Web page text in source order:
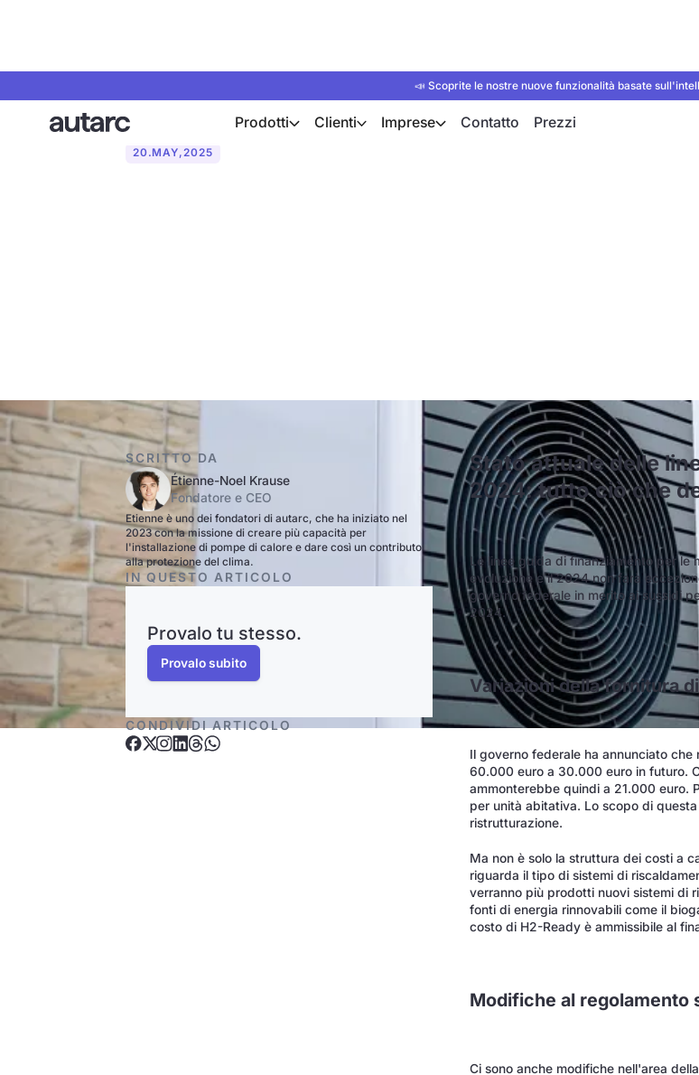
📣 Scoprite le nostre nuove funzionalità basate
Prodotti Clienti Imprese Contatto Prezzi
20.MAY,2025
SCRITTO DA
Étienne-Noel Krause
Fondatore e CEO
Etienne è uno dei fondatori di autarc, che ha iniziato nel
2023 con la missione di creare più capacità per
l'installazione di pompe di calore e dare così un contributo
alla protezione del clima.
IN QUESTO ARTICOLO
Provalo tu stesso.
Provalo subito
CONDIVIDI ARTICOLO
Stato attuale delle
2024: tutto ciò che
Le linee guida di finanziamento per le
evoluzione e il 2024 non farà
governo federale in merito ai sussidi
2024.
Variazioni della fornitura
Il governo federale ha annunciato
60.000 euro a 30.000 euro in futuro.
ammonterebbe quindi a 21.000 euro.
per unità abitativa. Lo scopo di
ristrutturazione.
Ma non è solo la struttura dei costi a
riguarda il tipo di sistemi di
verranno più prodotti nuovi sistemi di
fonti di energia rinnovabili come il
costo di H2-Ready è ammissibile al
Modifiche al regolamento
Ci sono anche modifiche nell'area